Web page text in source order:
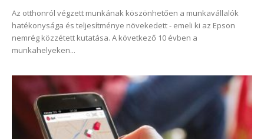
Az otthonról végzett munkának köszönhetően a munkavállalók
hatékonysága és teljesítménye növekedett - emeli ki az Epson
nemrég közzétett kutatása. A következő 10 évben a
munkahelyeken...